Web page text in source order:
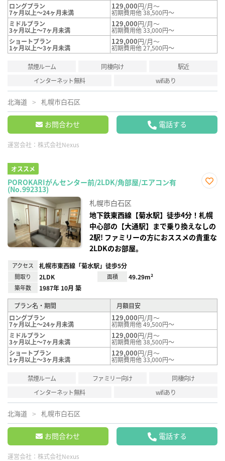
ロングプラン
7ヶ月以上～24ヶ月未満
129,000円/月～
初期費用他 38,500円～
ミドルプラン
3ヶ月以上～7ヶ月未満
129,000円/月～
初期費用他 33,000円～
ショートプラン
1ヶ月以上～3ヶ月未満
129,000円/月～
初期費用他 27,500円～
禁煙ルーム 同棲向け
駅近
インターネット無料
wifiあり
北海道 札幌市白石区
お問合わせ 電話する
運営会社： 株式会社Nexus
オススメ
POROKARIがんセンター前/2LDK/角部屋/エアコン有
(No.992313)
録
札幌市白石区
地下鉄東西線【菊水駅】徒歩4分！札幌
中心部の【大通駅】まで乗り換えなしの
2駅! ファミリーの方におススメの貴重な
2LDKのお部屋。
アクセス 札幌市東西線「菊水駅」徒歩5分
間取り 2LDK 面積 49.29m²
築年数 1987年 10月 築
プラン名・期間
月額目安
ロングプラン
7ヶ月以上～24ヶ月未満
129,000円/月～
初期費用他 49,500円～
ミドルプラン
3ヶ月以上～7ヶ月未満
129,000円/月～
初期費用他 38,500円～
ショートプラン
1ヶ月以上～3ヶ月未満
129,000円/月～
初期費用他 33,000円～
禁煙ルーム ファミリー向け
同棲向け
インターネット無料
wifiあり
北海道 札幌市白石区
お問合わせ 電話する
運営会社： 株式会社Nexus